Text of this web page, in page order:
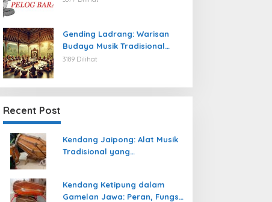
Gending Ladrang: Warisan
Budaya Musik Tradisional
Jawa yang Abadi
3189 Dilihat
Recent Post
Kendang Jaipong: Alat Musik
Tradisional yang
Kendang Ketipung dalam
Gamelan Jawa: Peran, Fungsi,